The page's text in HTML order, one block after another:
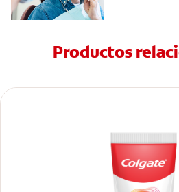
Productos